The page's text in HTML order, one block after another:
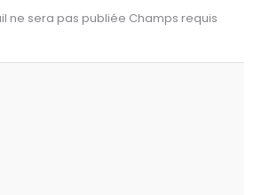
ne sera pas publiée Champs requis